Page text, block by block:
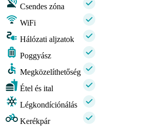
Csendes zóna
WiFi
Hálózati aljzatok
Poggyász
Megközelíthetőség
Étel és ital
Légkondíciónálás
Kerékpár